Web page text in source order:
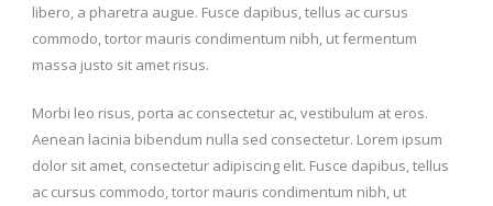
libero, a pharetra augue. Fusce dapibus, tellus ac cursus
commodo, tortor mauris condimentum nibh, ut fermentum
massa justo sit amet risus.
Morbi leo risus, porta ac consectetur ac, vestibulum at eros.
Aenean lacinia bibendum nulla sed consectetur. Lorem ipsum
dolor sit amet, consectetur adipiscing elit. Fusce dapibus, tellus
ac cursus commodo, tortor mauris condimentum nibh, ut